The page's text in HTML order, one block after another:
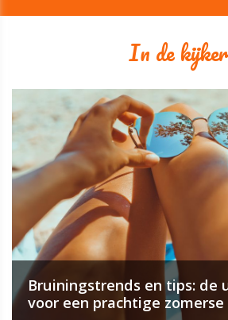
In de kijker
Bruiningstrends en tips: de
voor een prachtige